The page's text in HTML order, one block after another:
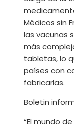
Médicos sin
las vacunas
más
tabletas, lo
países con
fabricarlas.
Boletin
“El mundo de